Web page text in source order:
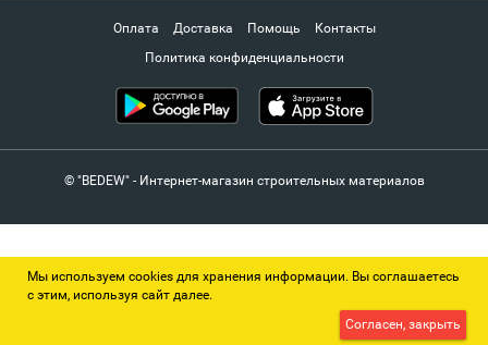
Оплата Доставка Помощь
Контакты
Политика конфиденциальности
© "BEDEW" - Интернет-магазин строительных материалов
Мы используем cookies для хранения информации. Вы соглашаетесь
с этим, используя сайт далее.
Согласен, закрыть